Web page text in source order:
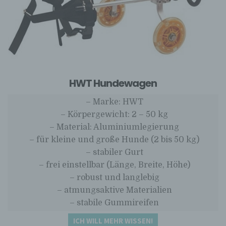
HWT Hundewagen
– Marke: HWT
– Körpergewicht: 2 – 50 kg
– Material: Aluminiumlegierung
– für kleine und große Hunde (2 bis 50 kg)
– stabiler Gurt
– frei einstellbar (Länge, Breite, Höhe)
– robust und langlebig
– atmungsaktive Materialien
– stabile Gummireifen
ICH WILL MEHR WISSEN!
Rahmen eines bestimmten
Untersuchungsauftrags nach dem
Unionsrecht oder dem Recht der
Mitgliedstaaten möglicherweise
personenbezogene Daten erhalten, gelten
Dritter ist eine natürliche oder juristische
Person, Behörde, Einrichtung oder andere
Verantwortlichen, dem Auftragsverarbeiter
und den Personen, die unter der
unmittelbaren Verantwortung des
Verantwortlichen oder des
Auftragsverarbeiters befugt sind, die
personenbezogenen Daten zu verarbeiten.
Einwilligung ist jede von der betroffenen
informierter Weise und unmissverständlich